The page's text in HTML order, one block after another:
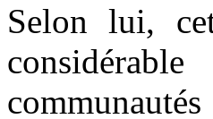
Selon lui,